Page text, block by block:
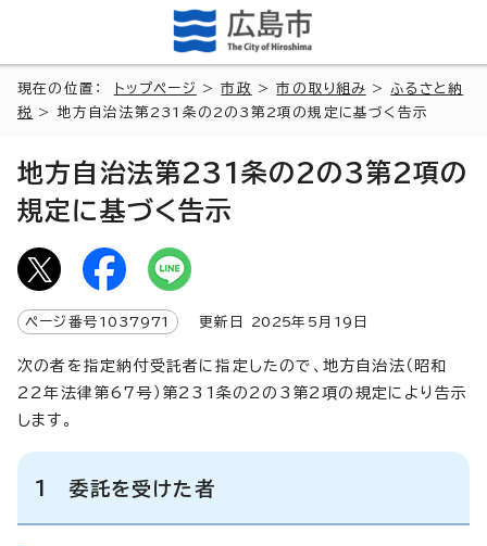
現在の位置： トップページ >市政 >市の取り組み > ふるさと納
税
> 地方自治法第231条の2の3第2項の規定に基づく告示
地方自治法第231条の2の3第2項の
規定に基づく告示
ページ番号 1037971 更新日 2025年5月 19 日
次の者を指定納付受託者に指定したので、地方自治法（昭和
22年法律第67号）第231条の2の3第2項の規定により告示
します。
1 委託を受けた者